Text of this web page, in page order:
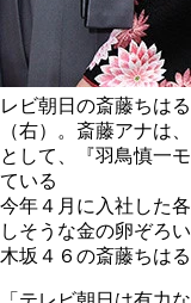
レビ朝日の斎藤ちは
（右）。斎藤アナは
として、『羽鳥慎一
ている
今年４月に入社した
しそうな金の卵ぞろ
木坂４６の斎藤ちはる